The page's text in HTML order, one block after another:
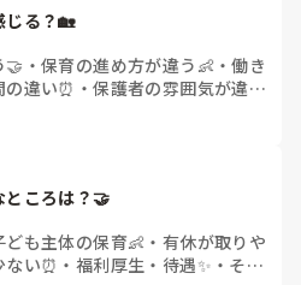
じる？🏡
🤝 ・ 保育の進め方が違う👶 ・働き
違い⏰ ・保護者の雰囲気が違う
ども主体の保育👶 ・ 有休が取りや
い⏰ ・ 福利厚生・待遇✨ ・ その